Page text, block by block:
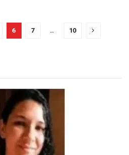
6 7 … 10